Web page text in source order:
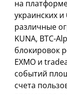
на
украинских
различные
KUNA, BTC-
блокировок
EXMO и
событий
счета